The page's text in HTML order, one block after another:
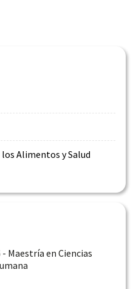
Alimentos y Salud
Maestría en Ciencias